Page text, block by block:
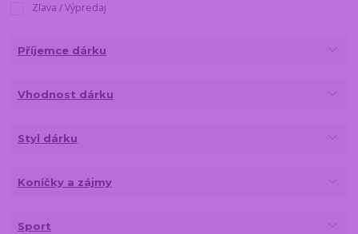
Zľava / Výpredaj
Příjemce dárku
Vhodnost dárku
Styl dárku
Koníčky a zájmy
Sport